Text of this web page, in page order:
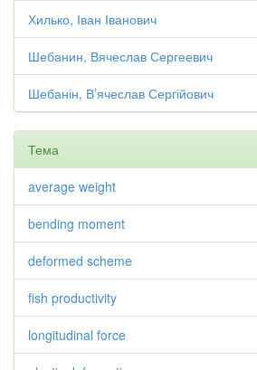
Хилько, Іван Іванович
Шебанин, Вячеслав Сергеевич
Шебанін, В’ячеслав Сергійович
Тема
average weight
bending moment
deformed scheme
fish productivity
longitudinal force